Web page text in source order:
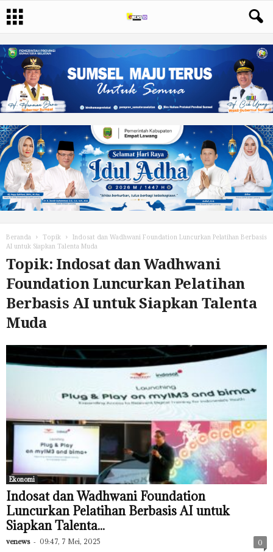
Beranda Topik
Indosat dan Wadhwani Foundation Luncurkan Pelatihan Berbasis
AI untuk Siapkan Talenta Muda
Topik: Indosat dan Wadhwani
Foundation Luncurkan Pelatihan
Berbasis AI untuk Siapkan Talenta
Muda
Ekonomi
Indosat dan Wadhwani Foundation
Luncurkan Pelatihan Berbasis AI untuk
Siapkan Talenta...
venews - 09:47, 7 Mei, 2025 0